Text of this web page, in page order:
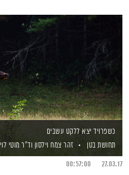
כשפרויד יצא ללקט עשבים
תחושת בטן
זהר צמח וילסון וד"ר מוטי לוי
27.03.17
00:57:00